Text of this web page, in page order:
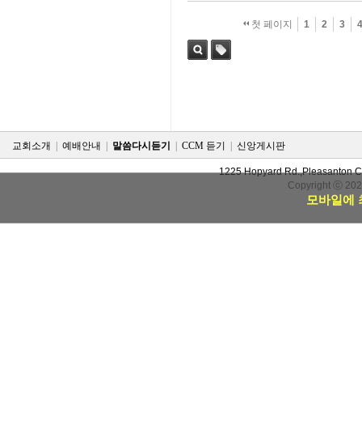
첫 페이지 1 2 3
교회소개 예배안내 말씀다시듣기 CCM 듣기 신앙게시판
1225 Hopyard Rd.,Pleasanton
Copyright ⓒ
모바일에